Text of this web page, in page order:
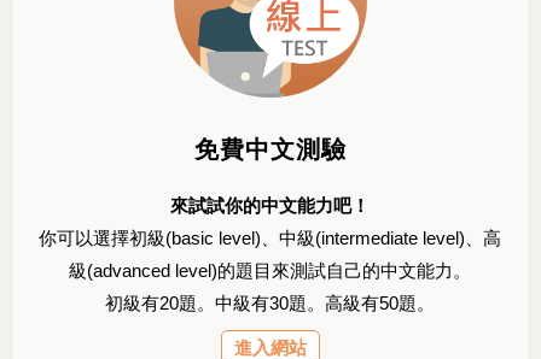
免費中文測驗
來試試你的中文能力吧！
你可以選擇初級(basic level)、中級(intermediate level)、高
級(advanced level)的題目來測試自己的中文能力。
初級有20題。中級有30題。高級有50題。
進入網站